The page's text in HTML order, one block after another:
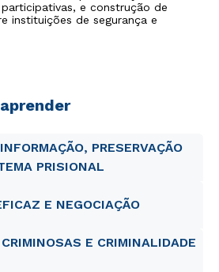
e construção de
instituições de segurança e
PRESERVAÇÃO
PRISIONAL
E NEGOCIAÇÃO
E CRIMINALIDADE